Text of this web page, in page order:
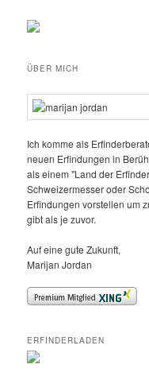
ÜBER MICH
Ich komme als
neuen Erfindungen in
als einem "Land der
Schweizermesser oder
Erfindungen vorstellen um
gibt als je zuvor.
Auf eine gute Zukunft,
Marijan Jordan
ERFINDERLADEN